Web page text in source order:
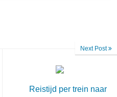
Next Post
Reistijd per trein naar